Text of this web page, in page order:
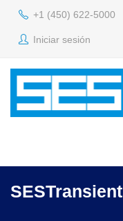
+1 (450) 622-5000
Iniciar sesión
SESTransient